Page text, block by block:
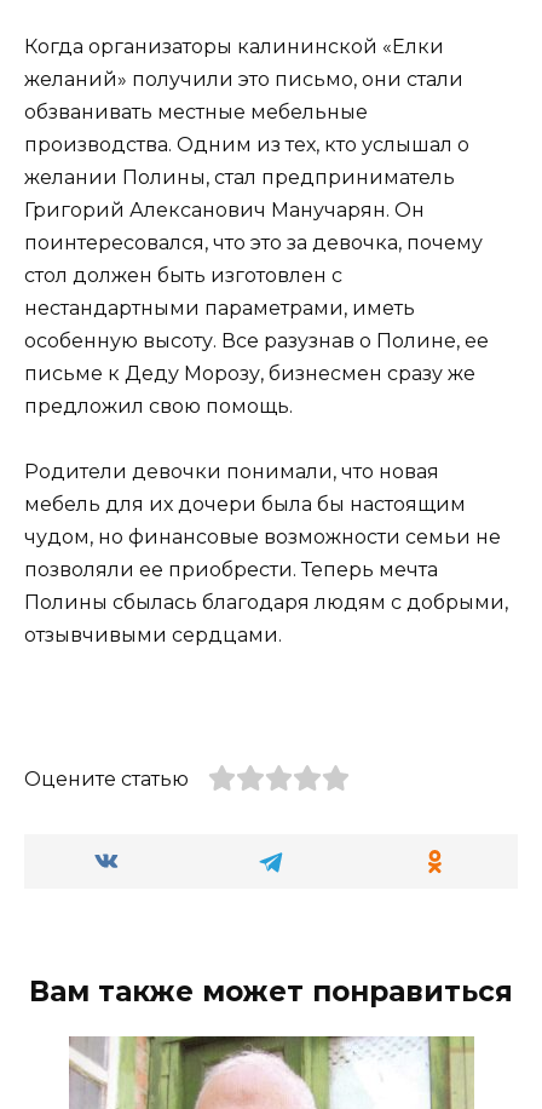
Когда организаторы калининской «Елки
желаний» получили это письмо, они стали
обзванивать местные мебельные
производства. Одним из тех, кто услышал о
желании Полины, стал предприниматель
Григорий Алексанович Манучарян. Он
поинтересовался, что это за девочка, почему
стол должен быть изготовлен с
нестандартными параметрами, иметь
особенную высоту. Все разузнав о Полине, ее
письме к Деду Морозу, бизнесмен сразу же
предложил свою помощь.
Родители девочки понимали, что новая
мебель для их дочери была бы настоящим
чудом, но финансовые возможности семьи не
позволяли ее приобрести. Теперь мечта
Полины сбылась благодаря людям с добрыми,
отзывчивыми сердцами.
Оцените статью
Вам также может понравиться